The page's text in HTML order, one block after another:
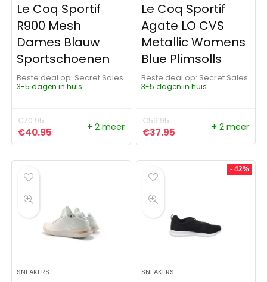
Le Coq Sportif
R900 Mesh
Dames Blauw
Sportschoenen
Beste deal op:
Secret Sales
3-5 dagen in huis
€70.95
Oorspronkelijke prijs was: €70.95.
€40.95 Huidige prijs is: €40.95.
+ 2 meer
Le Coq Sportif
Agate LO CVS
Metallic Womens
Blue Plimsolls
Beste deal op:
Secret Sales
3-5 dagen in huis
€59.95
Oorspronkelijke prijs
€37.95 Huidige prijs is:
+ 2 meer
SNEAKERS
- 42%
SNEAKERS